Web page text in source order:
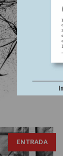
ENTRADA